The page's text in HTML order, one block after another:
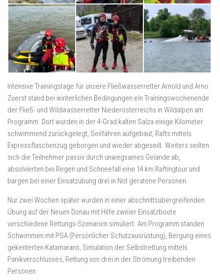
Intensive Trainingstage für unsere Fließwasserretter Arnold und Arno:
Zuerst stand bei winterlichen Bedingungen ein Trainingswochenende
der Fließ- und Wildwasserretter Niederösterreichs in Wildalpen am
Programm. Dort wurden in der 4-Grad kalten Salza einige Kilometer
schwimmend zurückgelegt, Seilfähren aufgebaut, Rafts mittels
Expressflaschenzug geborgen und wieder abgeseilt. Weiters seilten
sich die Teilnehmer passiv durch unwegsames Gelände ab,
absolvierten bei Regen und Schneefall eine 14 km Raftingtour und
bargen bei einer Einsatzübung drei in Not geratene Personen.
Nur zwei Wochen später wurden in einer abschnittsübergreifenden
Übung auf der Neuen Donau mit Hilfe zweier Einsatzboote
verschiedene Rettungs-Szenarien simuliert. Am Programm standen
Schwimmen mit PSA (Persönlicher Schutzausrüstung), Bergung eines
gekenterten Katamarans, Simulation der Selbstrettung mittels
Panikverschlusses, Rettung von drei in der Strömung treibenden
Personen.